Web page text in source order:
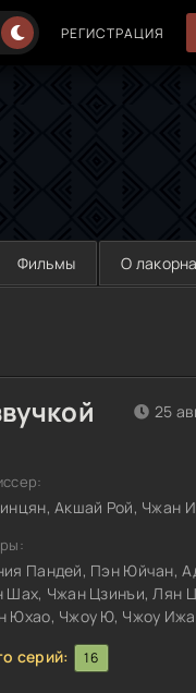
РЕГИСТРАЦИЯ
Фильмы О
25
Акшай Рой, Чжан
Пандей, Пэн Юйчан,
Шах, Чжан Цзинъи, Лян
Юхао, Чжоу Ю, Чжоу
серий:
16